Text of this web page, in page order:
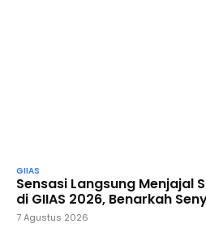
GIIAS
Sensasi Langsung Menjajal
di GIIAS 2026, Benarkah
7 Agustus 2026